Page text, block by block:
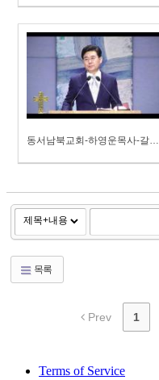
동서남북교회-하영운목사-갈라디아서 5장 16절 ~ 24절 - 성령님의 열매로 관계의 행복을 누리는 새해"
목록
Prev 1
Terms of Service